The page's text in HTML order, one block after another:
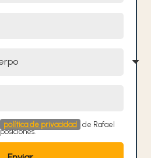
política de privacidad
de Rafael